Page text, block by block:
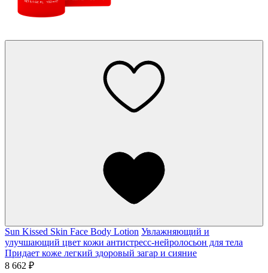
Sun Kissed Skin Face Body Lotion Увлажняющий и
улучшающий цвет кожи антистресс-нейролосьон для тела
Придает коже легкий здоровый загар и сияние
8 662 ₽